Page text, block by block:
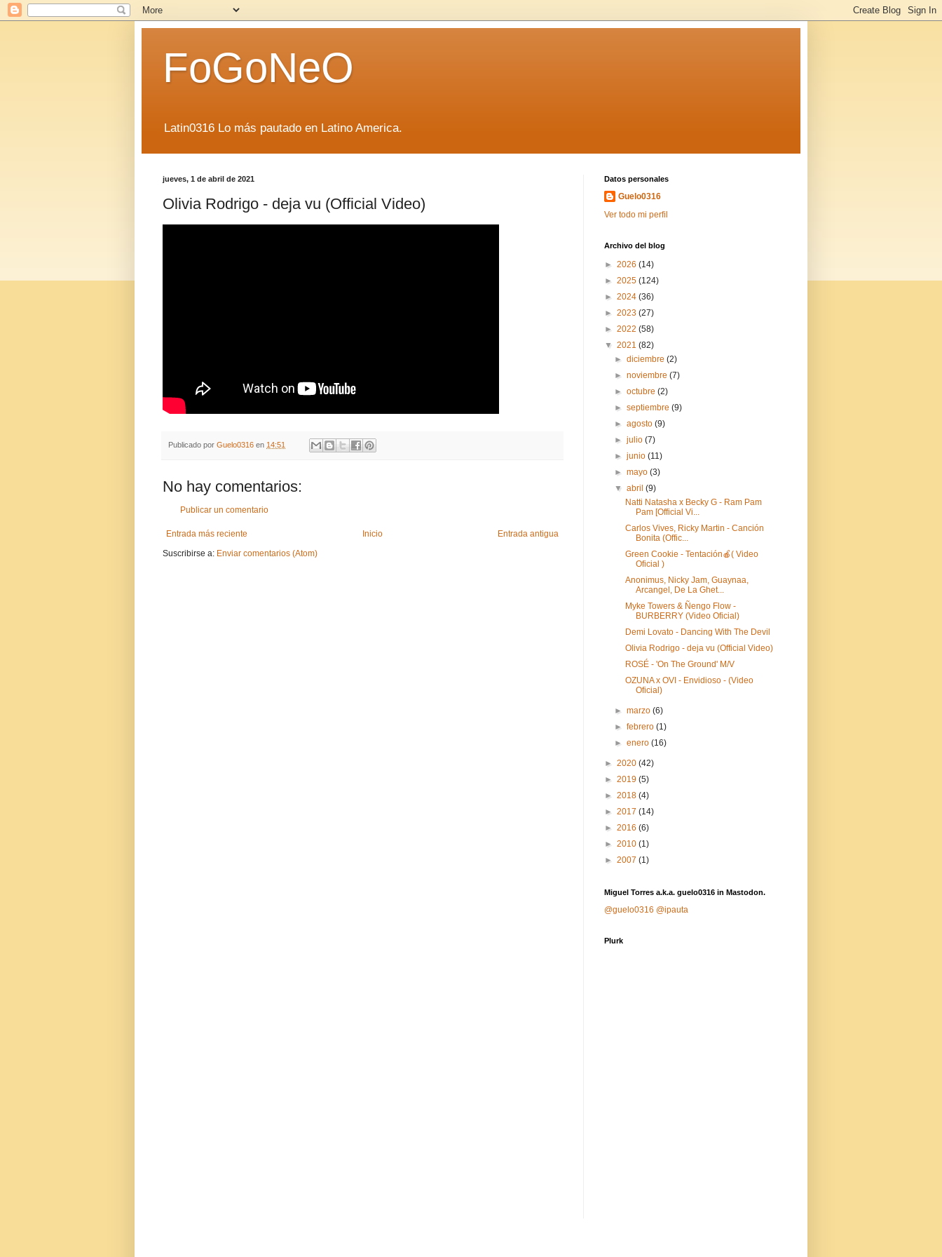
FoGoNeO
Latin0316 Lo más pautado en Latino America.
jueves, 1 de abril de 2021
Olivia Rodrigo - deja vu (Official Video)
Publicado por Guelo0316 en 14:51
No hay comentarios:
Publicar un comentario
Entrada más reciente Entrada antigua
Inicio
Suscribirse a: Enviar comentarios (Atom)
Datos personales
Guelo0316
Ver todo mi perfil
Archivo del blog
► 2026 (14)
► 2025 (124)
► 2024 (36)
► 2023 (27)
► 2022 (58)
▼ 2021 (82)
►diciembre(2)
►noviembre(7)
►octubre(2)
►septiembre(9)
►agosto(9)
►julio(7)
►junio(11)
►mayo(3)
▼abril(9)
Natti Natasha x Becky G - Ram Pam
Pam [Official Vi...
Carlos Vives, Ricky Martin - Canción
Bonita (Offic...
Green Cookie - Tentación🍎( Video
Oficial )
Anonimus, Nicky Jam, Guaynaa,
Arcangel, De La Ghet...
Myke Towers & Ñengo Flow -
BURBERRY (Video Oficial)
Demi Lovato - Dancing With The Devil
Olivia Rodrigo - deja vu (Official Video)
ROSÉ - 'On The Ground' M/V
OZUNA x OVI - Envidioso - (Video
Oficial)
►marzo(6)
►febrero(1)
►enero(16)
► 2020 (42)
► 2019 (5)
► 2018 (4)
► 2017 (14)
► 2016 (6)
► 2010 (1)
► 2007 (1)
Miguel Torres a.k.a. guelo0316 in Mastodon.
@guelo0316 @ipauta
Plurk